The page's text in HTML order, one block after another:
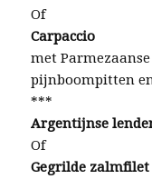
Of
Carpaccio
met
pijnboompitten
***
Argentijnse
Of
Gegrilde zalmfilet